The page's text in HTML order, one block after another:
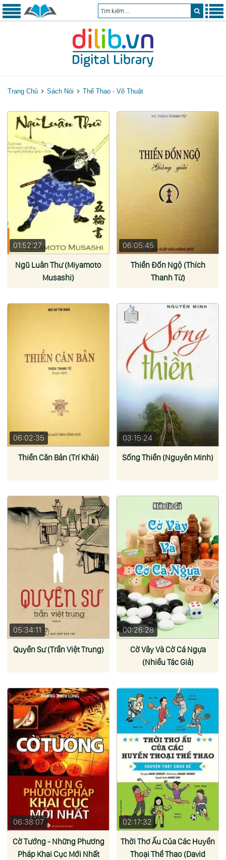
Trang Chủ Sách Nói Thể Thao - Võ Thuật
01:52:27
Ngũ Luân Thư (Miyamoto
Musashi)
06:05:45
Thiền Đốn Ngộ (Thích
Thanh Từ)
06:02:35
Thiền Căn Bản (Trí Khải)
03:15:24
Sống Thiền (Nguyên Minh)
05:34:11
Quyền Sư (Trần Việt Trung)
00:26:28
Cờ Vây Và Cờ Cá Ngựa
(Nhiều Tác Giả)
06:38:07
Cờ Tướng - Những Phương
Pháp Khai Cục Mới Nhất
02:17:32
Thời Thơ Ấu Của Các Huyền
Thoại Thể Thao (David